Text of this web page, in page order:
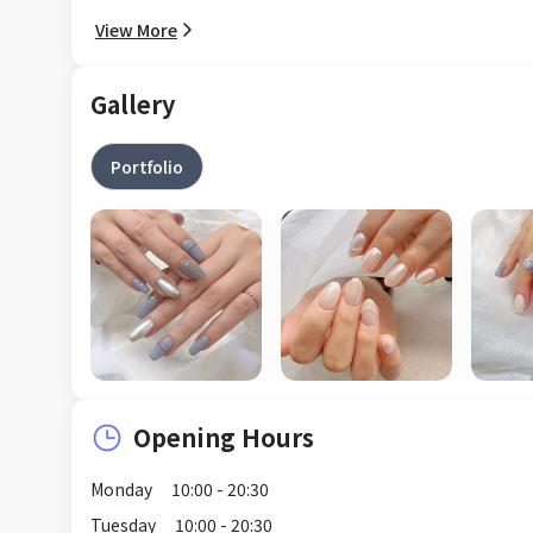
View More
Gallery
Portfolio
Opening Hours
Monday
10:00 - 20:30
Tuesday
10:00 - 20:30